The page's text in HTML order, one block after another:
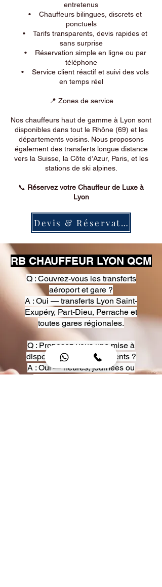
entretenus
• Chauffeurs bilingues, discrets et
ponctuels
• Tarifs transparents, devis rapides et
sans surprise
• Réservation simple en ligne ou par
téléphone
• Service client réactif et suivi des vols
en temps réel
📍 Zones de service
Nos chauffeurs haut de gamme à Lyon sont
disponibles dans tout le Rhône (69) et les
départements voisins. Nous proposons
également des transferts longue distance
vers la Suisse, la Côte d’Azur, Paris, et les
stations de ski alpines.
📞 Réservez votre Chauffeur de Luxe à
Lyon
Devis & Réservation
RB CHAUFFEUR LYON QCM
Q : Couvrez-vous les transferts
aéroport et gare ?
A : Oui — transferts Lyon Saint-
Exupéry, Part-Dieu, Perrache et
toutes gares régionales.
Q : Proposez-vous une mise à
disposition pour événements ?
A : Oui — heures, journées ou